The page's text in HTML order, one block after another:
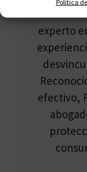
Política
experto
efectivo,